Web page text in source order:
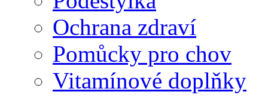
Ochrana zdraví
Pomůcky pro chov
Vitamínové doplňky